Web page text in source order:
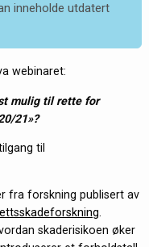
inneholde utdatert
webinaret:
mulig til rette for
21»?
til
fra forskning publisert av
skaderisikoen øker